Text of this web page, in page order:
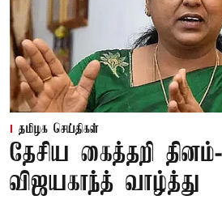
தமிழக செய்திகள்
தேசிய கைத்தறி
விஜயகாந்த் வாழ்த்து